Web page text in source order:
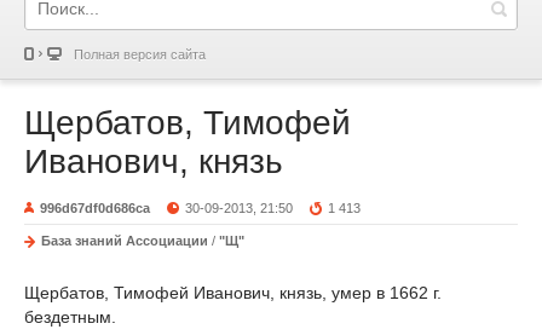
Полная версия сайта
Щербатов, Тимофей
Иванович, князь
996d67df0d686ca 30-09-2013, 21:50 1 413
База знаний Ассоциации / "Щ"
Щербатов, Тимофей Иванович, князь, умер в 1662 г.
бездетным.